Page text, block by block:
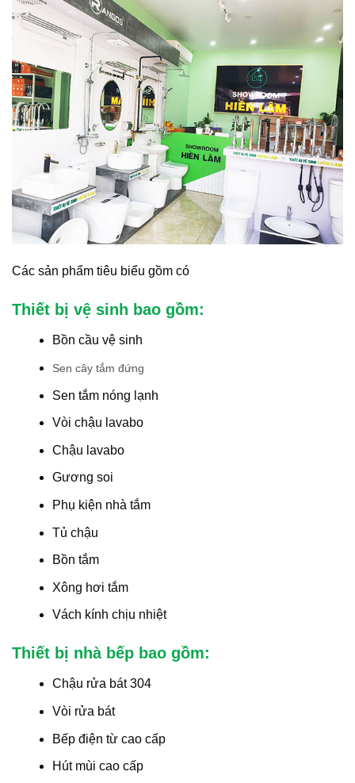
Các sản phẩm tiêu biểu gồm có
Thiết bị vệ sinh bao gồm:
Bồn cầu vệ sinh
Sen cây tắm đứng
Sen tắm nóng lạnh
Vòi chậu lavabo
Chậu lavabo
Gương soi
Phụ kiện nhà tắm
Tủ chậu
Bồn tắm
Xông hơi tắm
Vách kính chịu nhiệt
Thiết bị nhà bếp bao gồm:
Chậu rửa bát 304
Vòi rửa bát
Bếp điện từ cao cấp
Hút mùi cao cấp